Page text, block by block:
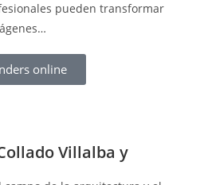
pueden transformar
online
Villalba y